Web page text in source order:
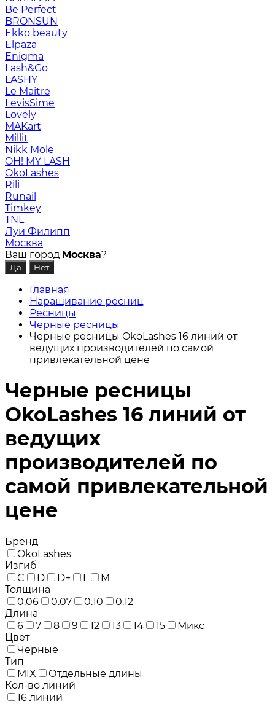
Be Perfect
BRONSUN
Ekko beauty
Elpaza
Enigma
Lash&Go
LASHY
Le Maitre
LevisSime
Lovely
MAKart
Millit
Nikk Mole
OH! MY LASH
OkoLashes
Rili
Runail
Timkey
TNL
Луи Филипп
Москва
Ваш город Москва?
Главная
Наращивание ресниц
Ресницы
Чёрные ресницы
Черные ресницы OkoLashes 16 линий от
ведущих производителей по самой
привлекательной цене
Черные ресницы
OkoLashes 16 линий от
ведущих
производителей по
самой привлекательной
цене
Бренд
OkoLashes
Изгиб
C
D D+ L
M
Толщина
0.06
0.07 0.10
0.12
Длина
6
7 8 9 12 13 14 15
Микс
Цвет
Черные
Тип
MIX
Отдельные длины
Кол-во линий
16 линий